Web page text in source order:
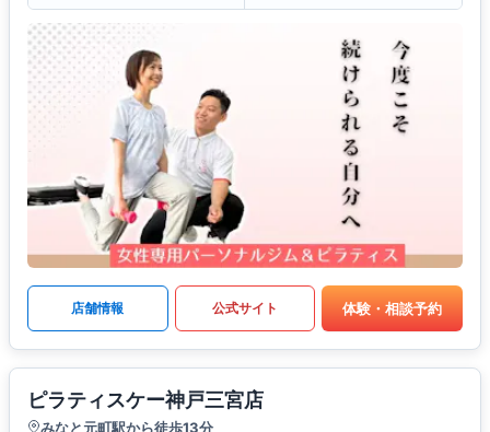
店舗情報 公式サイト 体験・相談予約
ピラティスケー神戸三宮店
みなと元町駅から徒歩13分